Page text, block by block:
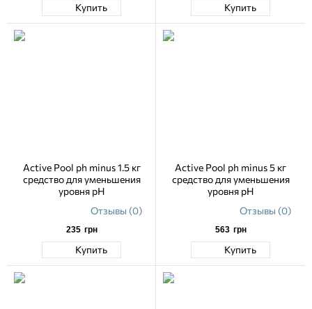
Купить Купить
Active Pool ph minus 1.5 кг
средство для уменьшения
уровня pH
Отзывы (0)
235 грн
Купить
Active Pool ph minus 5 кг
средство для уменьшения
уровня pH
Отзывы (0)
563 грн
Купить